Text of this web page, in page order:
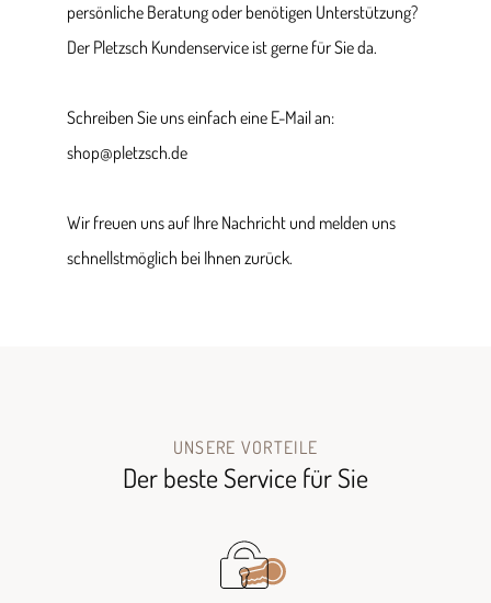
persönliche Beratung oder benötigen Unterstützung?
Der Pletzsch Kundenservice ist gerne für Sie da.
Schreiben Sie uns einfach eine E-Mail an:
shop@pletzsch.de
Wir freuen uns auf Ihre Nachricht und melden uns
schnellstmöglich bei Ihnen zurück.
UNSERE VORTEILE
Der beste Service für Sie